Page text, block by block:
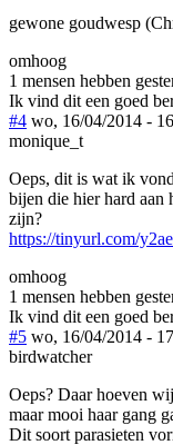
gewone goudwesp
omhoog
1 mensen hebben
Ik vind dit een goed
#4 wo, 16/04/2014 -
monique_t
Oeps, dit is wat ik
bijen die hier hard aan
zijn?
https://tinyurl.com/
omhoog
1 mensen hebben
Ik vind dit een goed
#5 wo, 16/04/2014 -
birdwatcher
Oeps? Daar hoeven
maar mooi haar gang
Dit soort parasieten